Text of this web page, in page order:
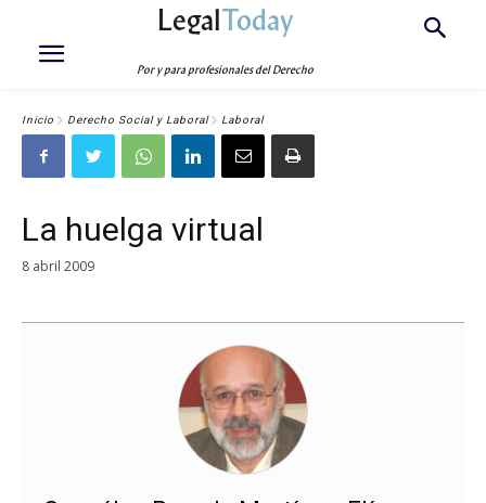
LegalToday
Por y para profesionales del Derecho
Inicio Derecho Social y Laboral Laboral
La huelga virtual
8 abril 2009